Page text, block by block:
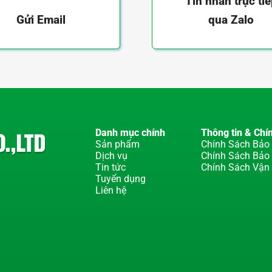
Gửi Email
qua Zalo
Danh mục chính
Sản phẩm
Dịch vụ
Tin tức
Tuyển dụng
Liên hệ
Thông tin &
Chính Sách
Chính Sách
Chính Sách Vận